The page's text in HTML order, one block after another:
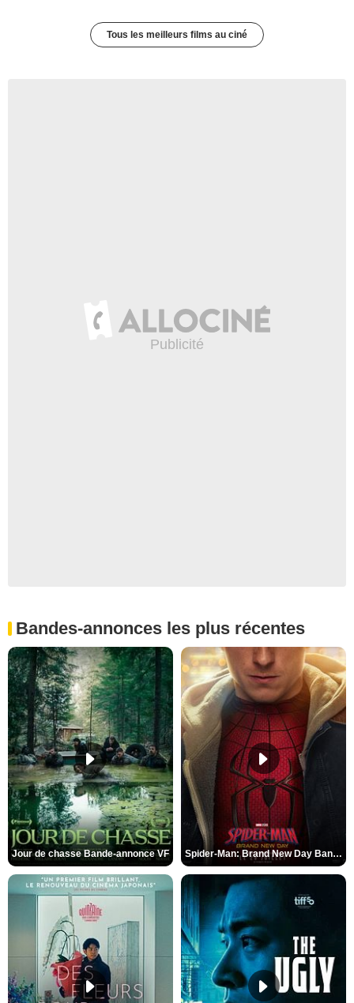
Tous les meilleurs films au ciné
Bandes-annonces les plus récentes
Jour de chasse Bande-annonce VF Spider-Man: Brand New Day Bande-annonce (3) VO STFR